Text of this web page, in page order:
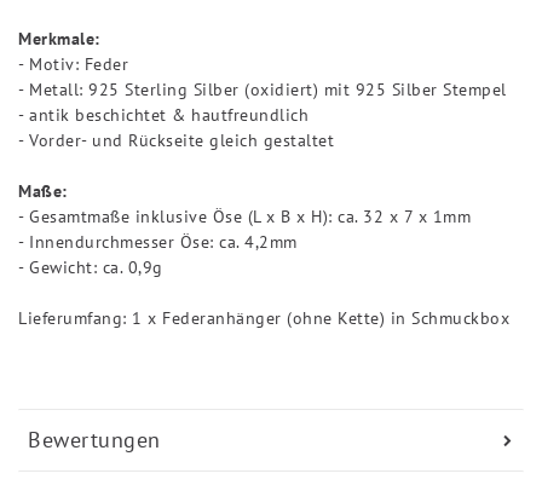
Bewertungen
Merkmale:
- Motiv: Feder
- Metall: 925 Sterling Silber (oxidiert) mit 925 Silber Stempel
- antik beschichtet & hautfreundlich
- Vorder- und Rückseite gleich gestaltet
Maße:
- Gesamtmaße inklusive Öse (L x B x H): ca. 32 x 7 x 1mm
- Innendurchmesser Öse: ca. 4,2mm
- Gewicht: ca. 0,9g
Lieferumfang: 1 x Federanhänger (ohne Kette) in Schmuckbox